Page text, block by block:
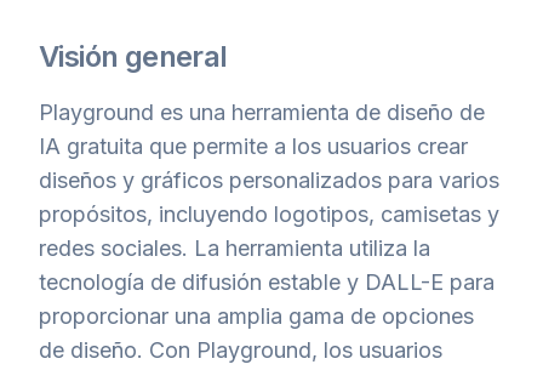
Visión general
Playground es una herramienta de diseño de
IA gratuita que permite a los usuarios crear
diseños y gráficos personalizados para varios
propósitos, incluyendo logotipos, camisetas y
redes sociales. La herramienta utiliza la
tecnología de difusión estable y DALL-E para
proporcionar una amplia gama de opciones
de diseño. Con Playground, los usuarios